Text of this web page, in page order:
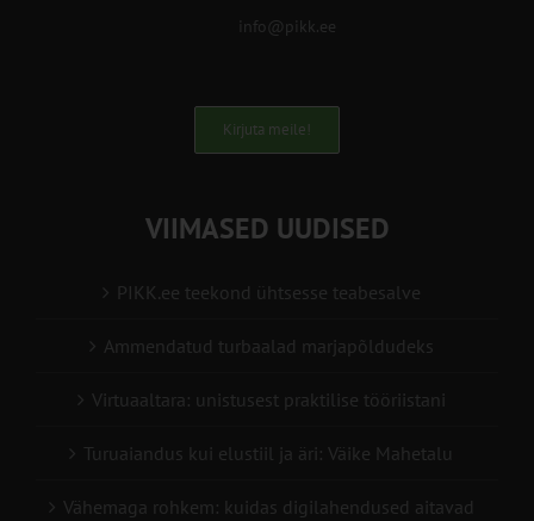
info@pikk.ee
Kirjuta meile!
VIIMASED UUDISED
PIKK.ee teekond ühtsesse teabesalve
Ammendatud turbaalad marjapõldudeks
Virtuaaltara: unistusest praktilise tööriistani
Turuaiandus kui elustiil ja äri: Väike Mahetalu
Vähemaga rohkem: kuidas digilahendused aitavad